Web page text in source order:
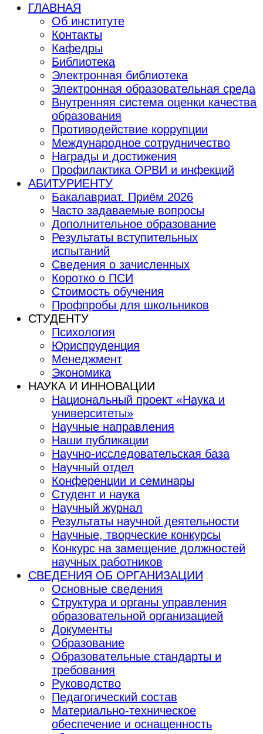
ГЛАВНАЯ
Об институте
Контакты
Кафедры
Библиотека
Электронная библиотека
Электронная образовательная среда
Внутренняя система оценки качества
образования
Противодействие коррупции
Международное сотрудничество
Награды и достижения
Профилактика ОРВИ и инфекций
АБИТУРИЕНТУ
Бакалавриат. Приём 2026
Часто задаваемые вопросы
Дополнительное образование
Результаты вступительных
испытаний
Сведения о зачисленных
Коротко о ПСИ
Стоимость обучения
Профпробы для школьников
СТУДЕНТУ
Психология
Юриспруденция
Менеджмент
Экономика
НАУКА И ИННОВАЦИИ
Национальный проект «Наука и
университеты»
Научные направления
Наши публикации
Научно-исследовательская база
Научный отдел
Конференции и семинары
Студент и наука
Научный журнал
Результаты научной деятельности
Научные, творческие конкурсы
Конкурс на замещение должностей
научных работников
СВЕДЕНИЯ ОБ ОРГАНИЗАЦИИ
Основные сведения
Структура и органы управления
образовательной организацией
Документы
Образование
Образовательные стандарты и
требования
Руководство
Педагогический состав
Материально-техническое
обеспечение и оснащенность